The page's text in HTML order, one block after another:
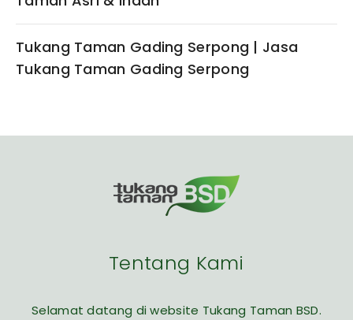
Tukang Taman Gading Serpong | Jasa
Tukang Taman Gading Serpong
Tentang Kami
Selamat datang di website Tukang Taman BSD.